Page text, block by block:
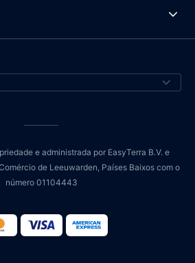
e administrada por EasyTerra B.V. e
de Leeuwarden, Países Baixos com o
número 01104443